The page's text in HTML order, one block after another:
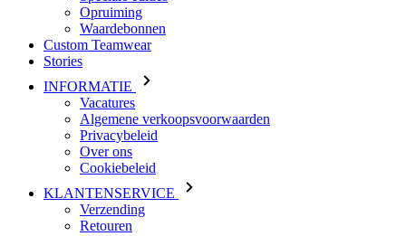
INFORMATIE
Vacatures
Algemene verkoopsvoorwaarden
Privacybeleid
Cookiebeleid
KLANTENSERVICE
Verzending
Retouren
Downloaden
Veelgestelde vragen
Maattabel
Contact